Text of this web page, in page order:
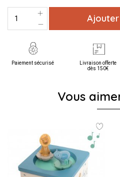
Paiement sécurisé
Livraison offerte
dès 150€
Vous